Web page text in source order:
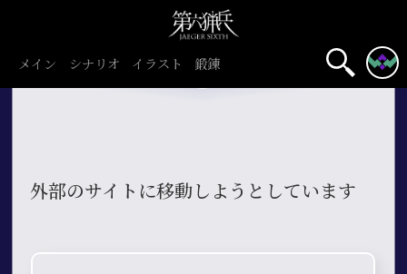
メイン シナリオ イラスト 鍛錬
外部のサイトに移動しようとしています